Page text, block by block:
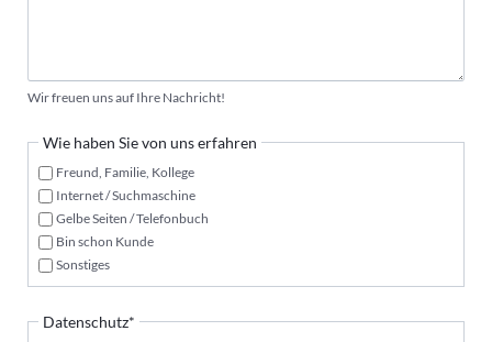
Wir freuen uns auf Ihre Nachricht!
Wie haben Sie von uns erfahren
Freund, Familie, Kollege
Internet / Suchmaschine
Gelbe Seiten / Telefonbuch
Bin schon Kunde
Sonstiges
Pflichtfeld
Datenschutz*